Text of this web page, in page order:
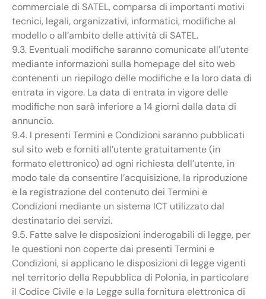
commerciale di SATEL, comparsa di importanti motivi
tecnici, legali, organizzativi, informatici, modifiche al
modello o all’ambito delle attività di SATEL.
9.3. Eventuali modifiche saranno comunicate all’utente
mediante informazioni sulla homepage del sito web
contenenti un riepilogo delle modifiche e la loro data di
entrata in vigore. La data di entrata in vigore delle
modifiche non sarà inferiore a 14 giorni dalla data di
annuncio.
9.4. I presenti Termini e Condizioni saranno pubblicati
sul sito web e forniti all’utente gratuitamente (in
formato elettronico) ad ogni richiesta dell’utente, in
modo tale da consentire l’acquisizione, la riproduzione
e la registrazione del contenuto dei Termini e
Condizioni mediante un sistema ICT utilizzato dal
destinatario dei servizi.
9.5. Fatte salve le disposizioni inderogabili di legge, per
le questioni non coperte dai presenti Termini e
Condizioni, si applicano le disposizioni di legge vigenti
nel territorio della Repubblica di Polonia, in particolare
il Codice Civile e la Legge sulla fornitura elettronica di